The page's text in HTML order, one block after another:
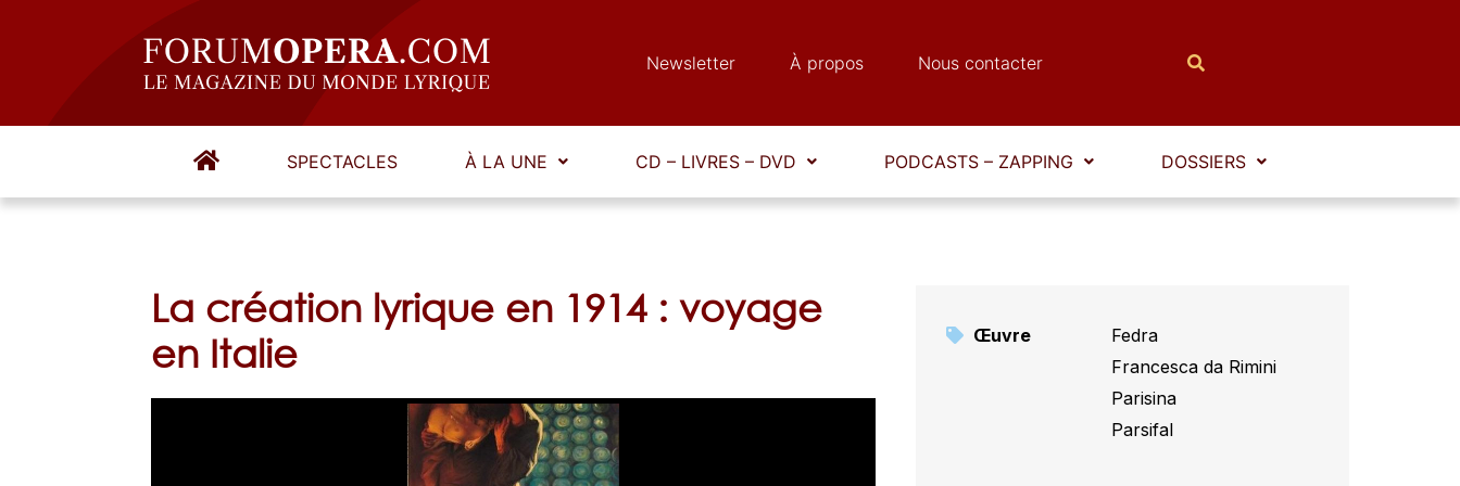
Newsletter À propos Nous contacter
SPECTACLES À LA UNE CD – LIVRES – DVD PODCASTS – ZAPPING DOSSIERS
La création lyrique en 1914 : voyage
en Italie
Œuvre Fedra
Francesca da Rimini
Parisina
Parsifal